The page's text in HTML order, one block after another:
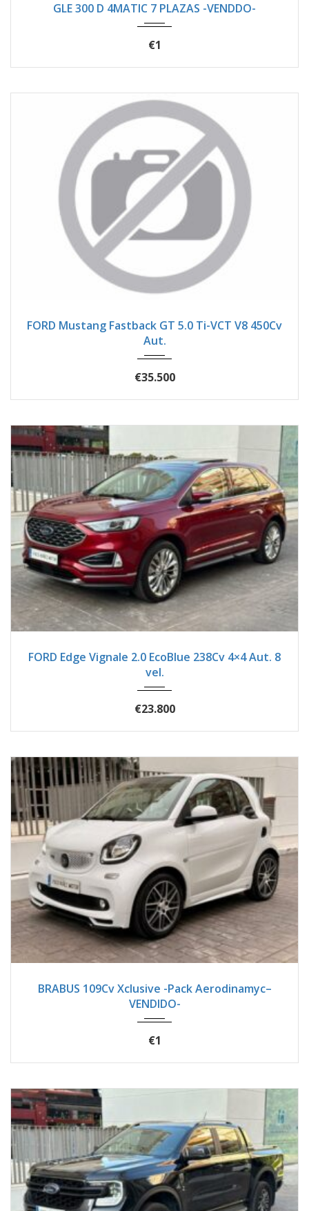
GLE 300 D 4MATIC 7 PLAZAS -VENDDO-
€1
FORD Mustang Fastback GT 5.0 Ti-VCT V8 450Cv
Aut.
€35.500
FORD Edge Vignale 2.0 EcoBlue 238Cv 4×4 Aut. 8
vel.
€23.800
BRABUS 109Cv Xclusive -Pack Aerodinamyc–
VENDIDO-
€1